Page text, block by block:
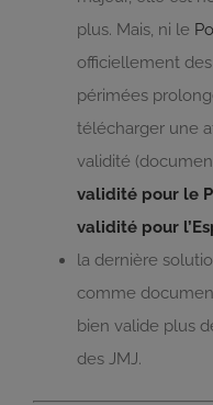
plus. Mais, ni le
officiellement des
périmées
télécharger une
validité
validité pour le
validité pour
la dernière
comme
bien valide plus
des JMJ.